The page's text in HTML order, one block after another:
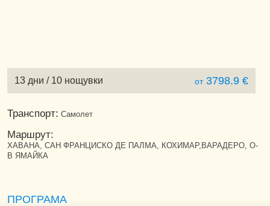
13 дни / 10 нощувки от3798.9 €
Транспорт: Самолет
Маршрут:
ХАВАНА, САН ФРАНЦИСКО ДЕ ПАЛМА, КОХИМАР,ВАРАДЕРО, О-
В ЯМАЙКА
ПРОГРАМА